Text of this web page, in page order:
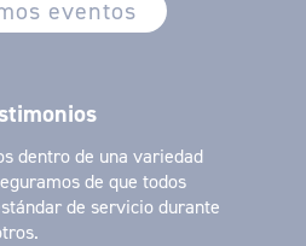
eventos
dentro de una variedad
de que todos
de servicio durante